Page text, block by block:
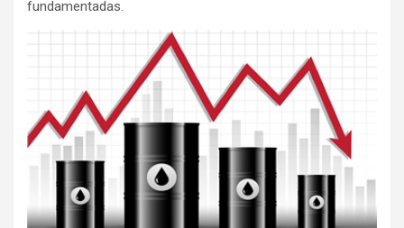
fundamentadas.